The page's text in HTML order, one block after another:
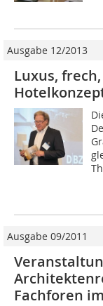
Ausgabe 12/2013
Luxus,
Ausgabe 09/2011
Fachforen